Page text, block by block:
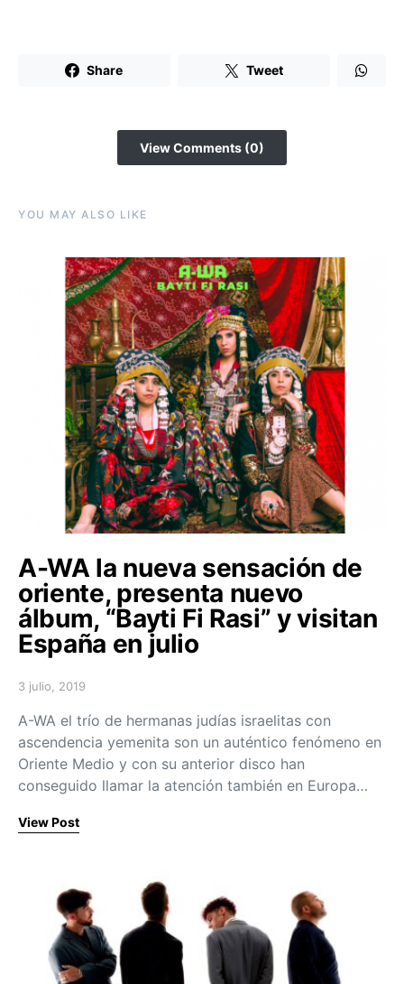
Share Tweet
View Comments (0)
YOU MAY ALSO LIKE
A-WA la nueva sensación de
oriente, presenta nuevo
álbum, “Bayti Fi Rasi” y visitan
España en julio
Posted on
3 julio, 2019
A-WA el trío de hermanas judías israelitas con
ascendencia yemenita son un auténtico fenómeno en
Oriente Medio y con su anterior disco han
conseguido llamar la atención también en Europa…
View Post